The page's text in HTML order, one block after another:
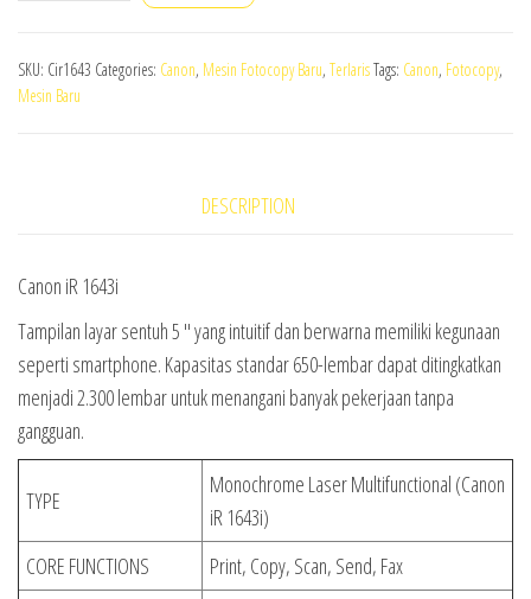
quantity
SKU: Cir1643 Categories: Canon, Mesin Fotocopy Baru, TerlarisTags: Canon, Fotocopy,
Mesin Baru
DESCRIPTION
Canon iR 1643i
Tampilan layar sentuh 5 ″ yang intuitif dan berwarna memiliki kegunaan
seperti smartphone. Kapasitas standar 650-lembar dapat ditingkatkan
menjadi 2.300 lembar untuk menangani banyak pekerjaan tanpa
gangguan.
TYPE
Monochrome Laser Multifunctional (Canon
iR 1643i)
CORE FUNCTIONS
Print, Copy, Scan, Send, Fax